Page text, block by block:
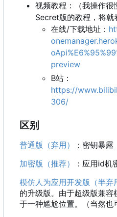
视频教程：（我操作很
Secret版的教程，将就
在线/下载地址：
preview
B站：
https://
306/
区别
普通版（弃用）
：密钥暴
加密版（推荐）
：应用id机
模仿人为应用开发版（半弃
的升级版。由于超级版兼
于一种尴尬位置。（当然也